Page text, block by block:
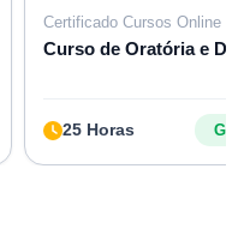
Certificado Cursos Online
Curso de Oratória e
25 Horas